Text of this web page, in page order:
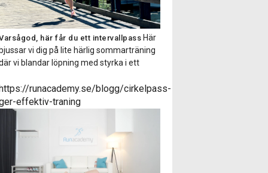
här får du ett intervallpass Här
vi dig på lite härlig sommarträning
vi blandar löpning med styrka i ett
ett par hörlurar så får du alla instruktioner
en smidig ljudfil. Hoppas du tar tillfället i
och testar på ett intervallpass med oss.
runacademy.se/blogg/cirkelpass-
effektiv-traning